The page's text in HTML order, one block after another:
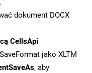
dokument DOCX
CellsApi
jako XLTM
, aby